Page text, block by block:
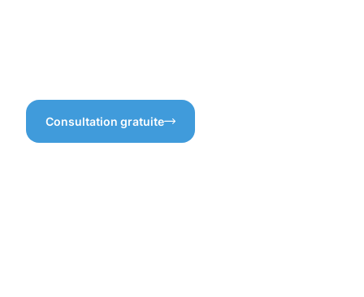
Consultation gratuite